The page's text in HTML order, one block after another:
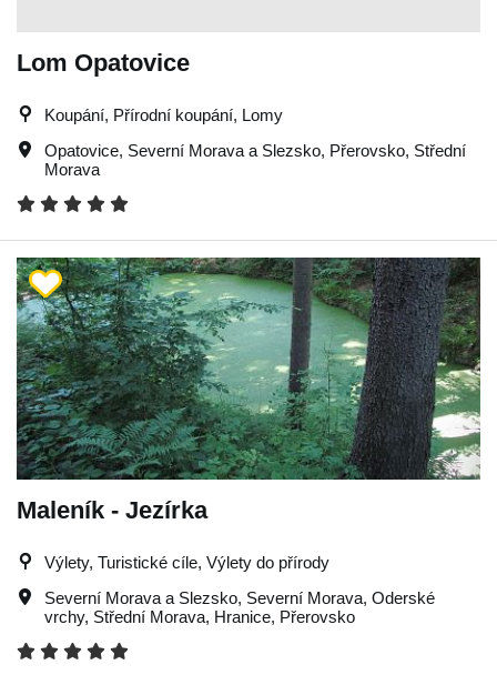
Lom Opatovice
Koupání, Přírodní koupání, Lomy
Opatovice, Severní Morava a Slezsko, Přerovsko, Střední
Morava
Maleník - Jezírka
Výlety, Turistické cíle, Výlety do přírody
Severní Morava a Slezsko, Severní Morava, Oderské
vrchy, Střední Morava, Hranice, Přerovsko